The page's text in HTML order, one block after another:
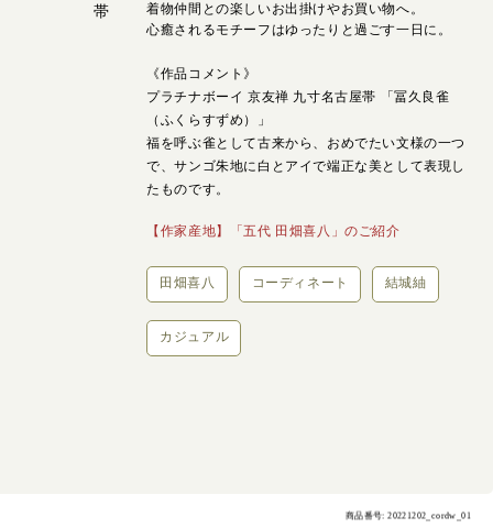
着物仲間との楽しいお出掛けやお買い物へ。
心癒されるモチーフはゆったりと過ごす一日に。
《作品コメント》
プラチナボーイ 京友禅 九寸名古屋帯 「冨久良雀
（ふくらすずめ）」
福を呼ぶ雀として古来から、おめでたい文様の一つ
で、サンゴ朱地に白とアイで端正な美として表現し
たものです。
【作家産地】「五代 田畑喜八」のご紹介
田畑喜八 コーディネート 結城紬
カジュアル
商品番号: 20221202_cordw_01